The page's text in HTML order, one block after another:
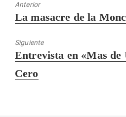
Anterior
Entrada
La masacre de la
Siguiente
Entrada
Entrevista en «Mas de
Cero